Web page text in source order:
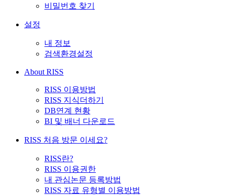
비밀번호 찾기
설정
내 정보
검색환경설정
About RISS
RISS 이용방법
RISS 지식더하기
DB연계 현황
BI 및 배너 다운로드
RISS 처음 방문 이세요?
RISS란?
RISS 이용권한
내 관심논문 등록방법
RISS 자료 유형별 이용방법